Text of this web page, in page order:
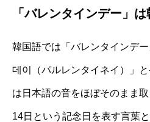
「バレンタインデー」
韓国語では「バレンタインデ
데이（パルレンタイネイ）」
は日本語の音をほぼそのまま
14日という記念日を表す言葉